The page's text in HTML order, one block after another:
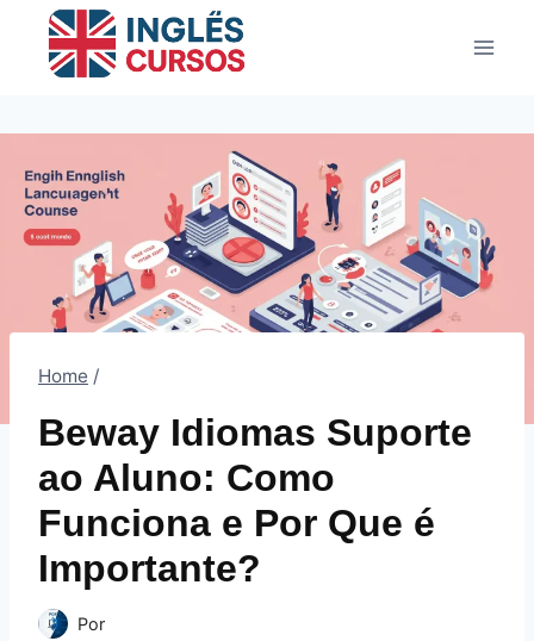
Conteúdo
Home /
Beway Idiomas Suporte
ao Aluno: Como
Funciona e Por Que é
Importante?
Por